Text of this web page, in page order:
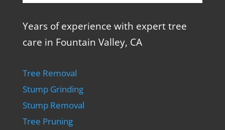
Years of experience with expert tree
care in Fountain Valley, CA
Tree Removal
Stump Grinding
Stump Removal
Tree Pruning